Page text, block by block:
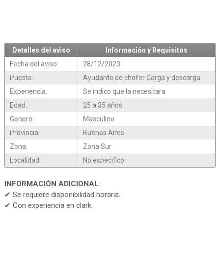
Detalles del aviso
Información y Requisitos
Fecha del aviso:
28/12/2023
Puesto:
Ayudante de chofer Carga y descarga
Experiencia:
Se indico que la necesitara
Edad:
25 a 35 años
Genero:
Masculino
Provincia:
Buenos Aires
Zona:
Zona Sur
Localidad:
No especifico
INFORMACIÓN ADICIONAL:
✔ Se requiere disponibilidad horaria.
✔ Con experiencia en clark.